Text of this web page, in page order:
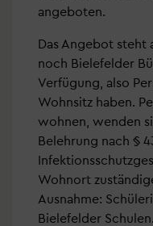
angeboten.
Das Angebot steht
noch Bielefelder
Verfügung, also
Wohnsitz haben.
wohnen, wenden
Belehrung nach §
Wohnort
Ausnahme:
Bielefelder Schulen.